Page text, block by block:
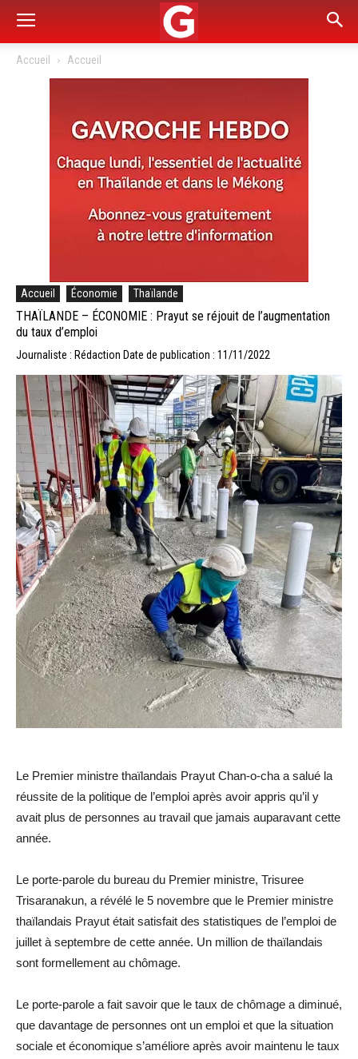
Accueil Accueil
Accueil Économie Thaïlande
THAÏLANDE – ÉCONOMIE : Prayut se réjouit de l’augmentation
du taux d’emploi
Journaliste : Rédaction Date de publication : 11/11/2022
Le Premier ministre thaïlandais Prayut Chan-o-cha a salué la
réussite de la politique de l’emploi après avoir appris qu’il y
avait plus de personnes au travail que jamais auparavant cette
année.
Le porte-parole du bureau du Premier ministre, Trisuree
Trisaranakun, a révélé le 5 novembre que le Premier ministre
thaïlandais Prayut était satisfait des statistiques de l’emploi de
juillet à septembre de cette année. Un million de thaïlandais
sont formellement au chômage.
Le porte-parole a fait savoir que le taux de chômage a diminué,
que davantage de personnes ont un emploi et que la situation
sociale et économique s’améliore après avoir maintenu le taux